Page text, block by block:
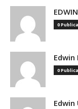
0
Edwin
0
Edwin